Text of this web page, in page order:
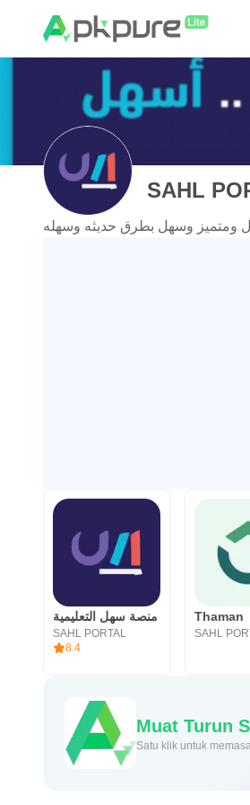
SAHL
ومتميز وسهل بطرق حديثه وسهله
منصة سهل التعليمية
SAHL PORTAL
8.4
Thaman
SAHL
Satu klik untuk